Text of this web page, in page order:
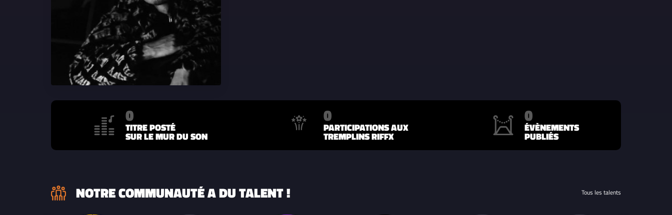
0
TITRE POSTÉ
SUR LE MUR DU SON
0
PARTICIPATIONS AUX
TREMPLINS RIFFX
0
ÉVÈNEMENTS
PUBLIÉS
NOTRE COMMUNAUTÉ A DU TALENT ! Tous les talents